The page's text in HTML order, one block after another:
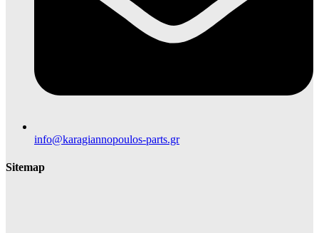
info@karagiannopoulos-parts.gr
Sitemap